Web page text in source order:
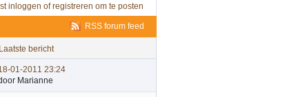
inloggen ofregistreren om te posten
RSS forum feed
laatste bericht
01-2011 23:24
Marianne